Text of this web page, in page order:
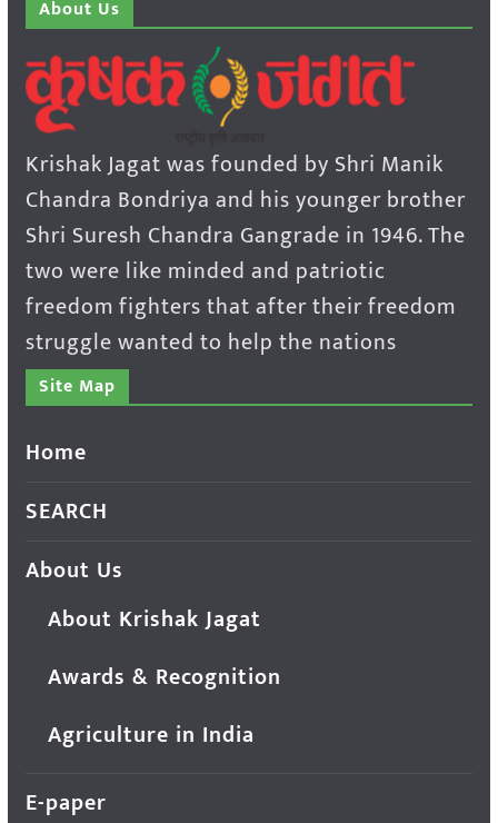
About Us
Krishak Jagat was founded by Shri Manik
Chandra Bondriya and his younger brother
Shri Suresh Chandra Gangrade in 1946. The
two were like minded and patriotic
freedom fighters that after their freedom
struggle wanted to help the nations
Site Map
Home
SEARCH
About Us
About Krishak Jagat
Awards & Recognition
Agriculture in India
E-paper